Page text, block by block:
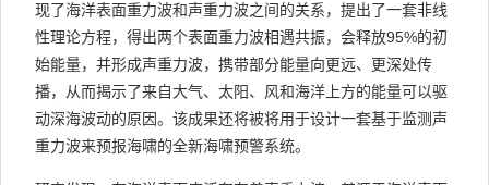
现了海洋表面重力波和声重力波之间的关系，提出了一套非线
性理论方程，得出两个表面重力波相遇共振，会释放95%的初
始能量，并形成声重力波，携带部分能量向更远、更深处传
播，从而揭示了来自大气、太阳、风和海洋上方的能量可以驱
动深海波动的原因。该成果还将被将用于设计一套基于监测声
重力波来预报海啸的全新海啸预警系统。